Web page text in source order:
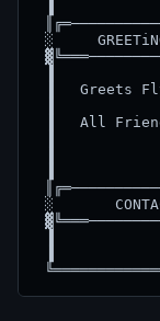
░
▐
▐   All
▐
░
▐